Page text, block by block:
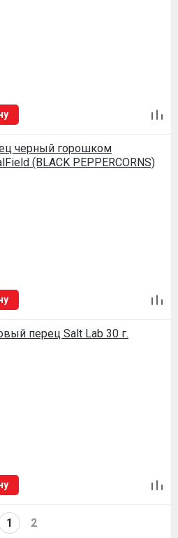
черный горошком
(BLACK PEPPERCORNS)
перец Salt Lab 30 г.
1 2